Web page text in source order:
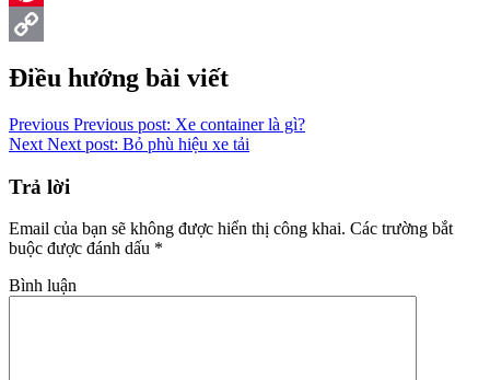
Pinterest
Điều hướng bài viết
Previous Previous post: Xe container là gì?
Next Next post: Bỏ phù hiệu xe tải
Trả lời
Email của bạn sẽ không được hiển thị công khai. Các trường bắt
buộc được đánh dấu *
Bình luận